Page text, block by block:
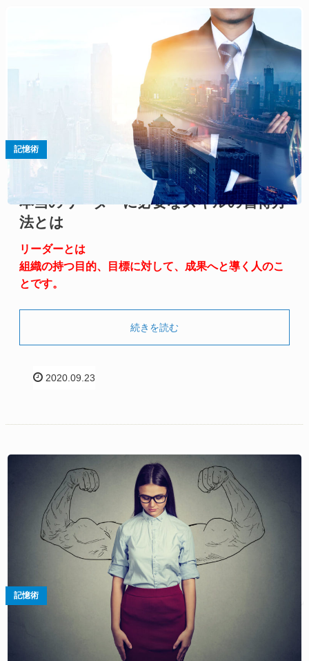
記憶術
本当のリーダーに必要なスキルの習得方
法とは
リーダーとは
組織の持つ目的、目標に対して、成果へと導く人のこ
とです。
続きを読む
2020.09.23
記憶術
能力の高い人ほど「自信がない」に隠さ